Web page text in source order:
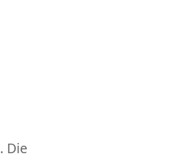
. Die